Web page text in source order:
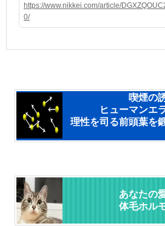
https://www.nikkei.com/article/
0/
喫煙の
ヒューマンエ
理性を司る前頭葉を
あなたの
体毛ホル